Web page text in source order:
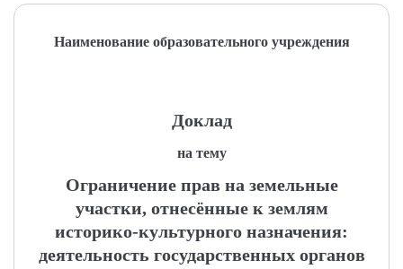
Наименование образовательного учреждения
Доклад
на тему
Ограничение прав на земельные
участки, отнесённые к землям
историко-культурного назначения:
деятельность государственных органов